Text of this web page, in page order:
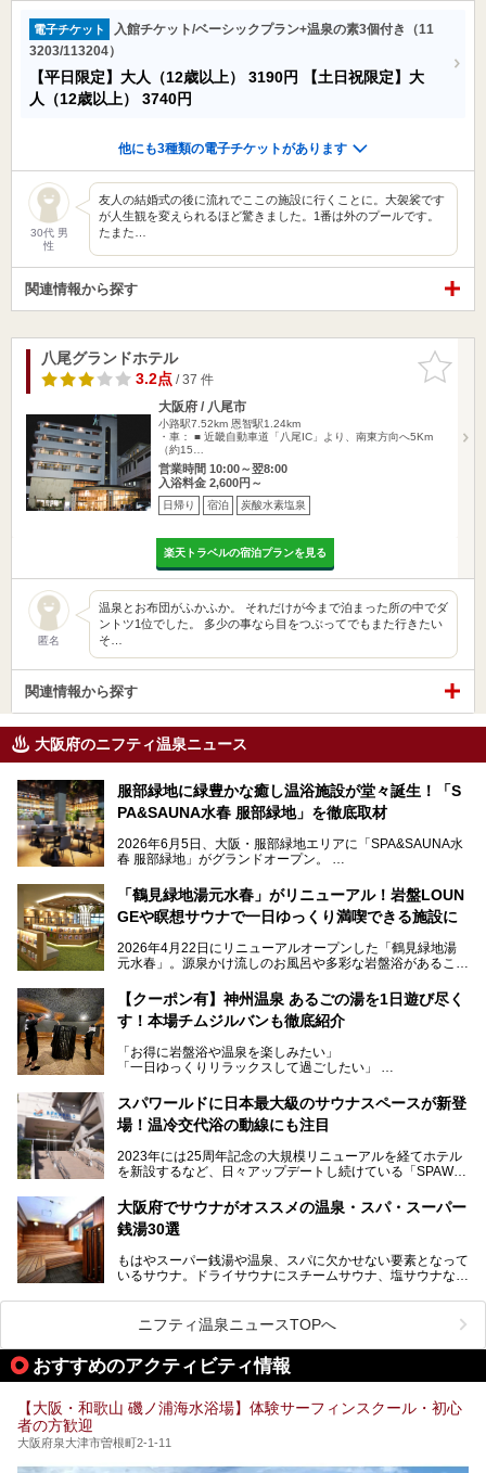
電子チケット
入館チケット/ベーシックプラン+温泉の素3個付き（11
3203/113204）
【平日限定】大人（12歳以上） 3190円
【土日祝限定】大
人（12歳以上） 3740円
他にも3種類の電子チケットがあります
30代 男
性
友人の結婚式の後に流れでここの施設に行くことに。大袈裟です
が人生観を変えられるほど驚きました。1番は外のプールです。
たまた…
関連情報から探す
お気に入
りに追加
八尾グランドホテル
3.2点/ 37 件
大阪府 / 八尾市
小路駅7.52km 恩智駅1.24km
・車： ■ 近畿自動車道「八尾IC」より、南東方向へ5Km
（約15…
営業時間 10:00～翌8:00
入浴料金 2,600円～
日帰り 宿泊 炭酸水素塩泉
楽天トラベルの宿泊プランを見る
匿名
温泉とお布団がふかふか。 それだけが今まで泊まった所の中でダ
ントツ1位でした。 多少の事なら目をつぶってでもまた行きたい
そ…
関連情報から探す
大阪府のニフティ温泉ニュース
服部緑地に緑豊かな癒し温浴施設が堂々誕生！「S
PA&SAUNA水春 服部緑地」を徹底取材
2026年6月5日、大阪・服部緑地エリアに「SPA&SAUNA水
春 服部緑地」がグランドオープン。
当初の計画から約5年の時を経て誕生した本施設は、温泉・
サウナ・岩盤浴・フィットネス・ラウンジ・レストランなど
を融合した、これまでの“水春”のイメージをさらに進化させ
今回はオープン前の内覧会に参加し、館内のこだわりポイン
サウナー注目の3種のサウナや160cmの深水風呂、没入感の
高い岩盤浴エリア、日本最大の台数を誇る最新AIフィットネ
スマシンなど、見どころ満載の館内を詳しくご紹介します。
「鶴見緑地湯元水春」がリニューアル！岩盤LOUN
GEや瞑想サウナで一日ゆっくり満喫できる施設に
2026年4月22日にリニューアルオープンした「鶴見緑地湯
元水春」。源泉かけ流しのお風呂や多彩な岩盤浴があること
に“一日中くつろげる場所”としてパワーアップしています。
今回のリニューアルでは、新たに登場した瞑想サウナをはじ
見どころが盛りだくさん。日常の疲れを癒やしたい方はもち
ろん、休日にゆったり過ごしたい方にもぴったりの内容とな
本記事では、そんなリニューアル後の注目ポイントを詳しく
紹介します。これから「鶴見緑地湯元水春」に訪れる方や、
い。
【クーポン有】神州温泉 あるごの湯を1日遊び尽く
す！本場チムジルバンも徹底紹介
「お得に岩盤浴や温泉を楽しみたい」
「一日ゆっくりリラックスして過ごしたい」
利用できる「神州温泉 あるごの湯」です。
あるごの湯は、大阪府豊中市にある日帰り温浴施設で、阪急
チムジルバン（岩盤浴）を中心に、発汗・リラックス・漫画
タイムまで満喫できる長時間滞在型の施設なので、一日中ゆ
る迫力ある熱波パフォーマンスも毎日行われており、“とと
のう”体験をしっかり楽しめるのもポイントです。
ケやボウリングといった遊び場もあり、友人同士やカップル
で“遊び+癒し”の一日を過ごすのにもぴったり。
処にいたるまで魅力をたっぷり堪能してきたので、その全容
スパワールドに日本最大級のサウナスペースが新登
場！温冷交代浴の動線にも注目
2023年には25周年記念の大規模リニューアルを経てホテル
を新設するなど、日々アップデートし続けている「SPAWO
そんなスパワールドが2025年11月15日（土）に、新たな浴
室や日本最大級140人収容の大規模サウナを携えてリニュー
アルオープン！浴室である4F・6Fそれぞれにリニューアル
大規模リニューアルの全容を確認すべく、リニューアルプレ
オープンイベントに行ってきました！今回はそのリニューア
大阪府でサウナがオススメの温泉・スパ・スーパー
銭湯30選
もはやスーパー銭湯や温泉、スパに欠かせない要素となって
いるサウナ。ドライサウナにスチームサウナ、塩サウナな
ペース、ロウリュウなど、心ゆくまで楽しむためのサービス
が充実した施設も多くみられます。
今回はそんなサウナにこだわった、大阪府内のオススメ温
泉・銭湯・スパを30件紹介したいと思います！
ニフティ温泉ニュースTOPへ
おすすめのアクティビティ情報
【大阪・和歌山 磯ノ浦海水浴場】体験サーフィンスクール・初心
者の方歓迎
大阪府泉大津市曽根町2-1-11